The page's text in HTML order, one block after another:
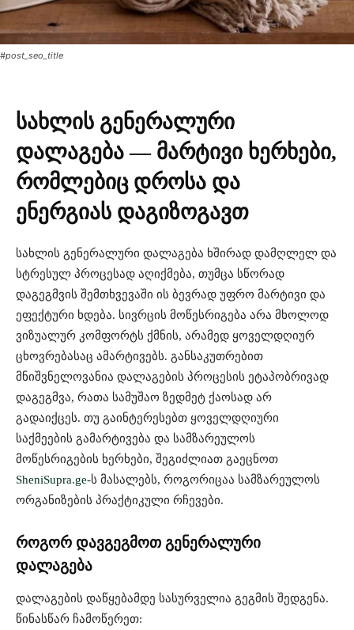
#post_seo_title
სახლის გენერალური
დალაგება — მარტივი ხერხები,
რომლებიც დროსა და
ენერგიას დაგიზოგავთ
სახლის გენერალური დალაგება ხშირად დამღლელ და
სტრესულ პროცესად აღიქმება, თუმცა სწორად
დაგეგმვის შემთხვევაში ის ბევრად უფრო მარტივი და
ეფექტური ხდება. სივრცის მოწესრიგება არა მხოლოდ
ვიზუალურ კომფორტს ქმნის, არამედ ყოველდღიურ
ცხოვრებასაც ამარტივებს. განსაკუთრებით
მნიშვნელოვანია დალაგების პროცესის ეტაპობრივად
დაგეგმვა, რათა სამუშაო ზედმეტ ქაოსად არ
გადაიქცეს. თუ გაინტერესებთ ყოველდღიური
საქმეების გამარტივება და სამზარეულოს
მოწესრიგების ხერხები, შეგიძლიათ გაეცნოთ
SheniSupra.ge-ს მასალებს, როგორიცაა სამზარეულოს
ორგანიზების პრაქტიკული რჩევები⁠.
როგორ დავგეგმოთ გენერალური
დალაგება
დალაგების დაწყებამდე სასურველია გეგმის შედგენა.
წინასწარ ჩამოწერეთ: